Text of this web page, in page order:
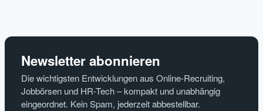
Newsletter abonnieren
Die wichtigsten Entwicklungen aus Online-Recruiting,
Jobbörsen und HR-Tech – kompakt und unabhängig
eingeordnet. Kein Spam, jederzeit abbestellbar.